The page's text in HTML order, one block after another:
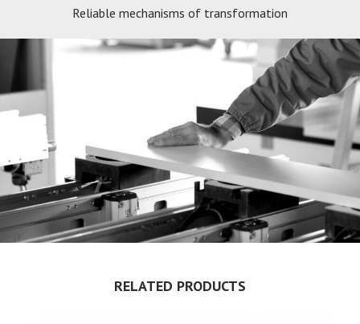
Reliable mechanisms of transformation
RELATED PRODUCTS